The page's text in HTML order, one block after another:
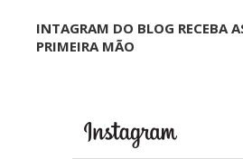
INTAGRAM DO BLOG RECEBA
PRIMEIRA MÃO